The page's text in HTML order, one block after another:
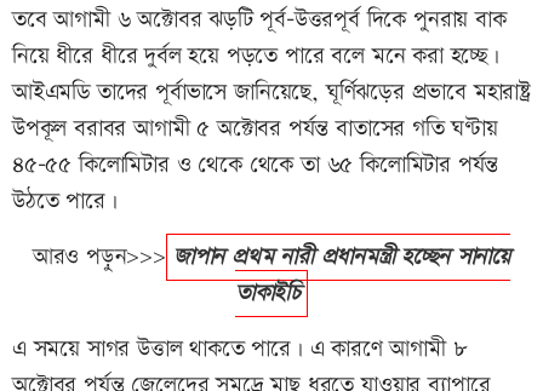
তবে আগামী ৬ অক্টোবর ঝড়টি পূর্ব-উত্তরপূর্ব দিকে পুনরায় বাক
নিয়ে ধীরে ধীরে দুর্বল হয়ে পড়তে পারে বলে মনে করা হচ্ছে।
আইএমডি তাদের পূর্বাভাসে জানিয়েছে, ঘূর্ণিঝড়ের প্রভাবে মহারাষ্ট্র
উপকূল বরাবর আগামী ৫ অক্টোবর পর্যন্ত বাতাসের গতি ঘণ্টায়
৪৫-৫৫ কিলোমিটার ও থেকে থেকে তা ৬৫ কিলোমিটার পর্যন্ত
উঠতে পারে।
আরও পড়ুন>>> জাপান প্রথম নারী প্রধানমন্ত্রী হচ্ছেন সানায়ে
তাকাইচি
এ সময়ে সাগর উত্তাল থাকতে পারে। এ কারণে আগামী ৮